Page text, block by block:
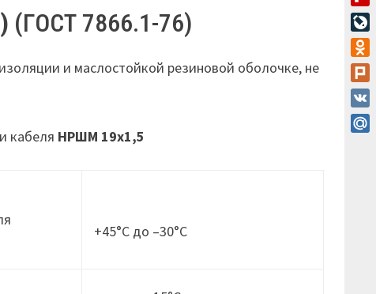
(ГОСТ 7866.1-76)
и маслостойкой резиновой оболочке, не
кабеля НРШМ 19х1,5
+45°С до –30°С
VK